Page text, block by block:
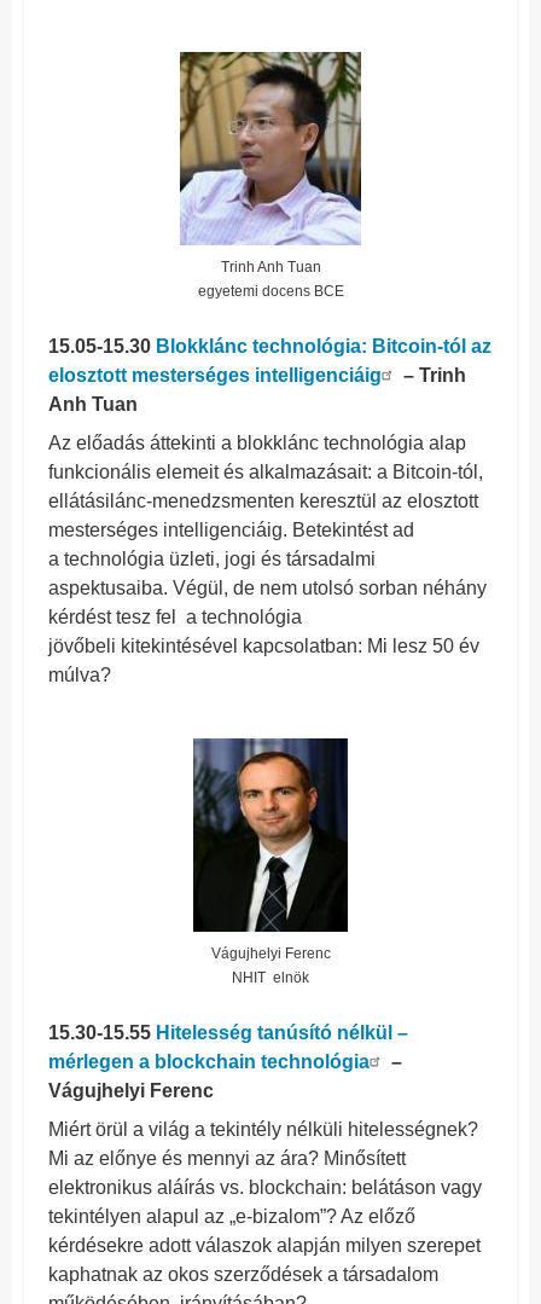
Trinh Anh Tuan
egyetemi docens BCE
15.05-15.30 Blokklánc technológia: Bitcoin-tól az
elosztott mesterséges intelligenciáig
– Trinh
Anh Tuan
Az előadás áttekinti a blokklánc technológia alap
funkcionális elemeit és alkalmazásait: a Bitcoin-tól,
ellátásilánc-menedzsmenten keresztül az elosztott
mesterséges intelligenciáig. Betekintést ad
a technológia üzleti, jogi és társadalmi
aspektusaiba. Végül, de nem utolsó sorban néhány
kérdést tesz fel a technológia
jövőbeli kitekintésével kapcsolatban: Mi lesz 50 év
múlva?
Vágujhelyi Ferenc
NHIT elnök
15.30-15.55 Hitelesség tanúsító nélkül –
mérlegen a blockchain technológia
–
Vágujhelyi Ferenc
Miért örül a világ a tekintély nélküli hitelességnek?
Mi az előnye és mennyi az ára? Minősített
elektronikus aláírás vs. blockchain: belátáson vagy
tekintélyen alapul az „e-bizalom”? Az előző
kérdésekre adott válaszok alapján milyen szerepet
kaphatnak az okos szerződések a társadalom